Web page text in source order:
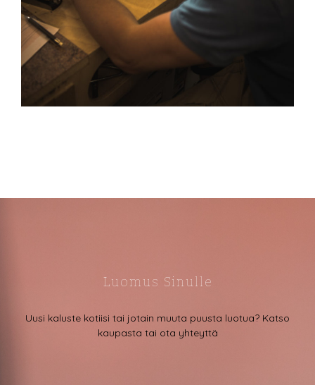
Luomus Sinulle
Uusi kaluste kotiisi tai jotain muuta puusta luotua? Katso
kaupasta tai ota yhteyttä